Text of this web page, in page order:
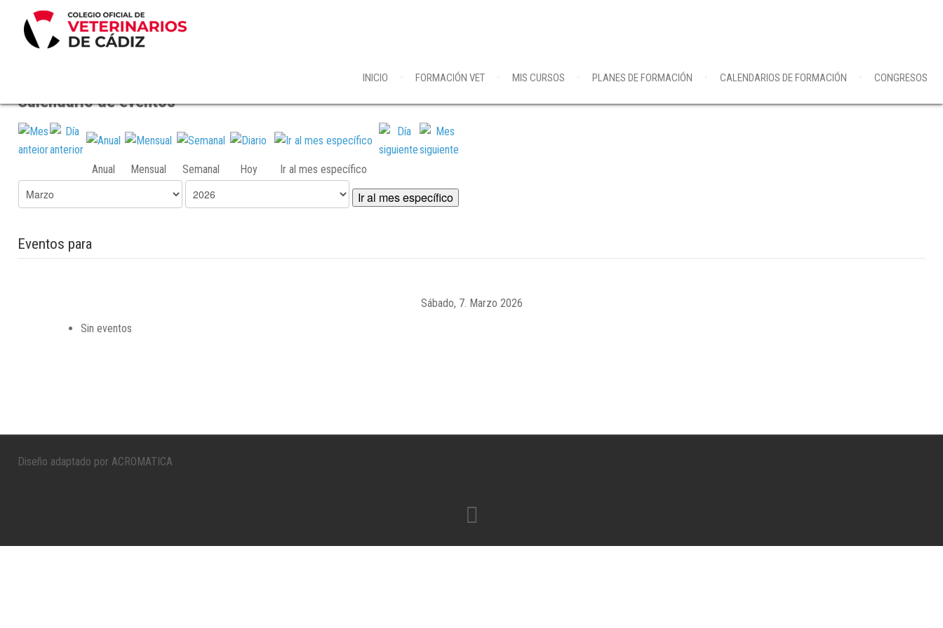
INICIO FORMACIÓN VET MIS CURSOS PLANES DE FORMACIÓN CALENDARIOS DE FORMACIÓN CONGRESOS
Calendario de eventos
Anual Mensual Semanal Hoy Ir al mes específico
Ir al mes específico
Eventos para
Sábado, 7. Marzo 2026
Sin eventos
Diseño adaptado por ACROMATICA